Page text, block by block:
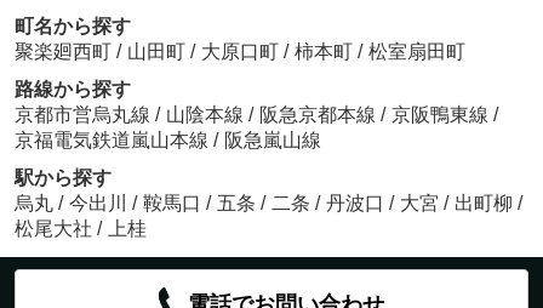
町名から探す
聚楽廻西町 / 山田町 / 大原口町 / 柿本町 / 松室扇田町
路線から探す
京都市営烏丸線 / 山陰本線 / 阪急京都本線 / 京阪鴨東線 /
京福電気鉄道嵐山本線 / 阪急嵐山線
駅から探す
烏丸 / 今出川 / 鞍馬口 / 五条 / 二条 / 丹波口 / 大宮 / 出町柳 /
松尾大社 / 上桂